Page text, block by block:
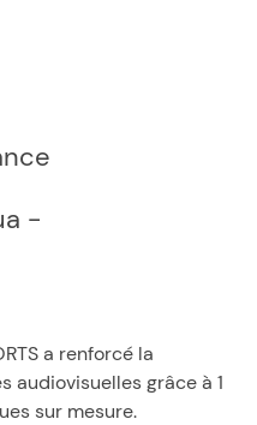
-
a renforcé la
audiovisuelles grâce à 1
sur mesure.